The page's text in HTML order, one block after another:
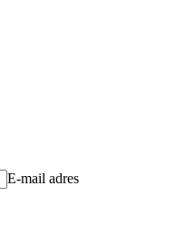
E-mail adres